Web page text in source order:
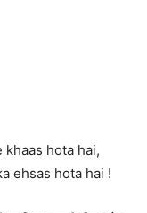
hota hai,
ehsas hota hai !